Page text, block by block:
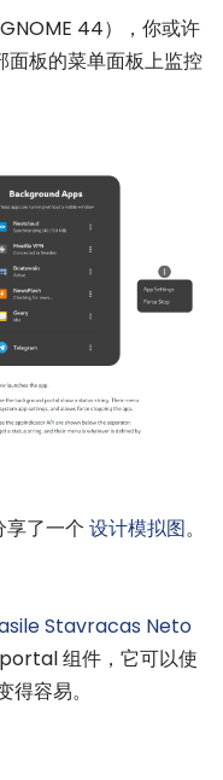
44），你或许
面板的菜单面板上监控
享了一个 设计模拟图。
Stavracas Neto
组件，它可以使
容易。